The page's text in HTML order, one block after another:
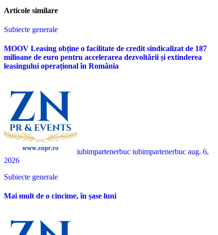
Articole similare
Subiecte generale
MOOV Leasing obține o facilitate de credit sindicalizat de 187
milioane de euro pentru accelerarea dezvoltării și extinderea
leasingului operațional în România
iubimpartenerbuc iubimpartenerbuc aug. 6,
2026
Subiecte generale
Mai mult de o cincime, în șase luni